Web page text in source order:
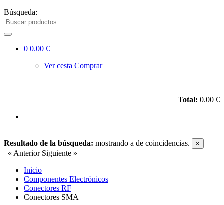
Búsqueda:
0 0.00 €
Ver cesta Comprar
Total: 0.00 €
Resultado de la búsqueda: mostrando a de coincidencias. ×
« Anterior Siguiente »
Inicio
Componentes Electrónicos
Conectores RF
Conectores SMA